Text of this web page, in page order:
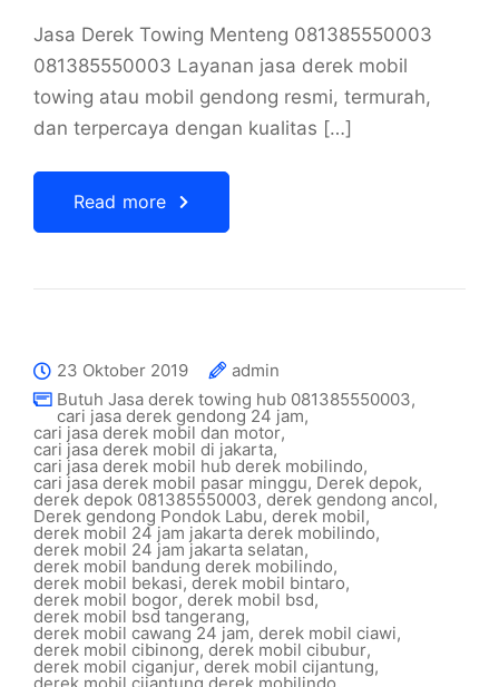
Jasa Derek Towing Menteng 081385550003
081385550003 Layanan jasa derek mobil
towing atau mobil gendong resmi, termurah,
dan terpercaya dengan kualitas […]
Read more
23 Oktober 2019
admin
Butuh Jasa derek towing hub 081385550003,
cari jasa derek gendong 24 jam,
cari jasa derek mobil dan motor,
cari jasa derek mobil di jakarta,
cari jasa derek mobil hub derek mobilindo,
cari jasa derek mobil pasar minggu, Derek depok,
derek depok 081385550003, derek gendong ancol,
Derek gendong Pondok Labu, derek mobil,
derek mobil 24 jam jakarta derek mobilindo,
derek mobil 24 jam jakarta selatan,
derek mobil bandung derek mobilindo,
derek mobil bekasi, derek mobil bintaro,
derek mobil bogor,derek mobil bsd,
derek mobil bsd tangerang,
derek mobil cawang 24 jam, derek mobil ciawi,
derek mobil cibinong, derek mobil cibubur,
derek mobil ciganjur,derek mobil cijantung,